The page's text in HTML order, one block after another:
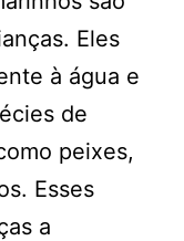
Eles
à água e
de
peixes,
Esses
a